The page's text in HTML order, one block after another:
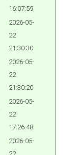
16:07:59
2026-05-
22
21:30:30
2026-05-
22
21:30:20
2026-05-
22
17:26:48
2026-05-